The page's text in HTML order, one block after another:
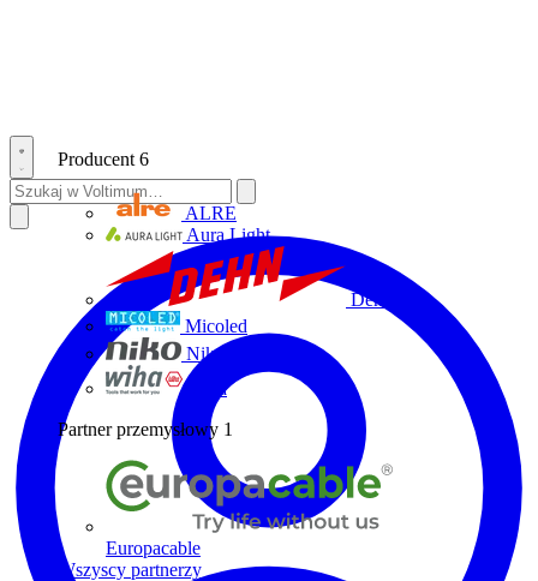
Producent 6
ALRE
Aura Light
Dehn
Micoled
Niko
Wiha
Partner przemysłowy 1
Europacable
Wszyscy partnerzy